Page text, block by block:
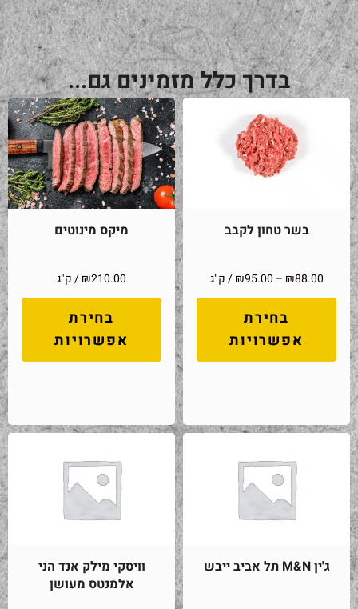
בדרך כלל מזמינים גם...
בשר טחון לקבב
₪88.00
–
₪95.00 / ק"ג
בחירת
אפשרויות
מיקס מינוטים
₪210.00 / ק"ג
בחירת
אפשרויות
ג'ין M&N תל אביב ייבש
וויסקי מילק אנד הני
אלמנטס מעושן